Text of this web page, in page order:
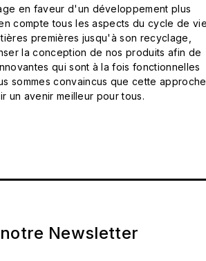
en faveur d'un développement plus
compte tous les aspects du cycle de
premières jusqu'à son recyclage,
la conception de nos produits afin de
qui sont à la fois fonctionnelles
sommes convaincus que cette approche
un avenir meilleur pour tous.
Newsletter